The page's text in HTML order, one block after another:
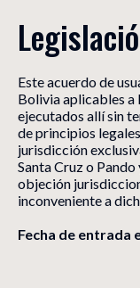
Este acuerdo de
Bolivia aplicables
ejecutados allí sin
de principios
jurisdicción
Santa Cruz o
objeción
inconveniente a
Fecha de entrada